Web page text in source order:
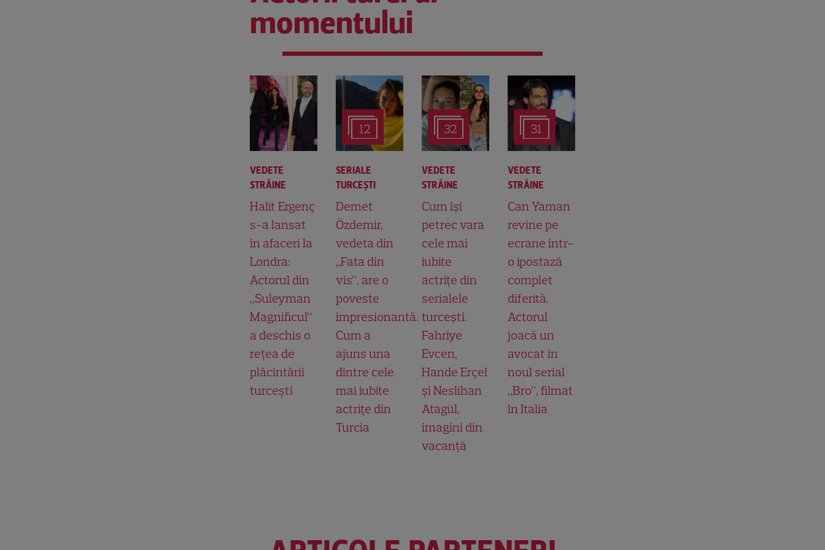
momentului
VEDETE
STRĂINE
Halit Ergenç
s-a lansat
în afaceri la
Londra:
Actorul din
„Suleyman
Magnificul”
a deschis o
rețea de
plăcintării
turcești
12
SERIALE
TURCEŞTI
Demet
Özdemir,
vedeta din
„Fata din
vis”, are o
poveste
impresionantă.
Cum a
ajuns una
dintre cele
mai iubite
actrițe din
Turcia
32
VEDETE
STRĂINE
Cum își
petrec vara
cele mai
iubite
actrițe din
serialele
turcești.
Fahriye
Evcen,
Hande Erçel
și Neslihan
Atagül,
imagini din
vacanță
31
VEDETE
STRĂINE
Can Yaman
revine pe
ecrane într-
o ipostază
complet
diferită.
Actorul
joacă un
avocat în
noul serial
„Bro”, filmat
în Italia